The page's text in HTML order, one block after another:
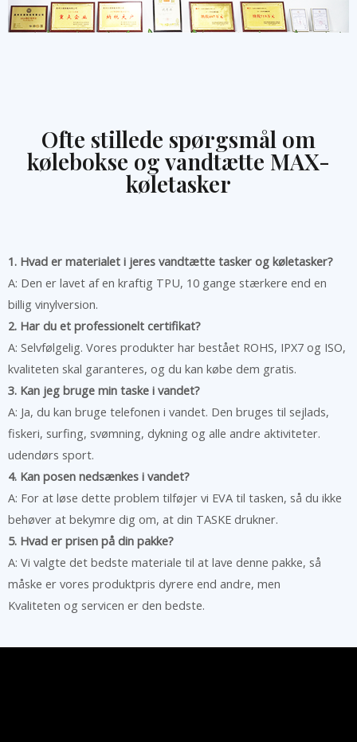
Ofte stillede spørgsmål om
kølebokse og vandtætte MAX-
køletasker
1. Hvad er materialet i jeres vandtætte tasker og køletasker?
A: Den er lavet af en kraftig TPU, 10 gange stærkere end en
billig vinylversion.
2. Har du et professionelt certifikat?
A: Selvfølgelig. Vores produkter har bestået ROHS, IPX7 og ISO,
kvaliteten skal garanteres, og du kan købe dem gratis.
3. Kan jeg bruge min taske i vandet?
A: Ja, du kan bruge telefonen i vandet. Den bruges til sejlads,
fiskeri, surfing, svømning, dykning og alle andre aktiviteter.
udendørs sport.
4. Kan posen nedsænkes i vandet?
A: For at løse dette problem tilføjer vi EVA til tasken, så du ikke
behøver at bekymre dig om, at din TASKE drukner.
5. Hvad er prisen på din pakke?
A: Vi valgte det bedste materiale til at lave denne pakke, så
måske er vores produktpris dyrere end andre, men
Kvaliteten og servicen er den bedste.